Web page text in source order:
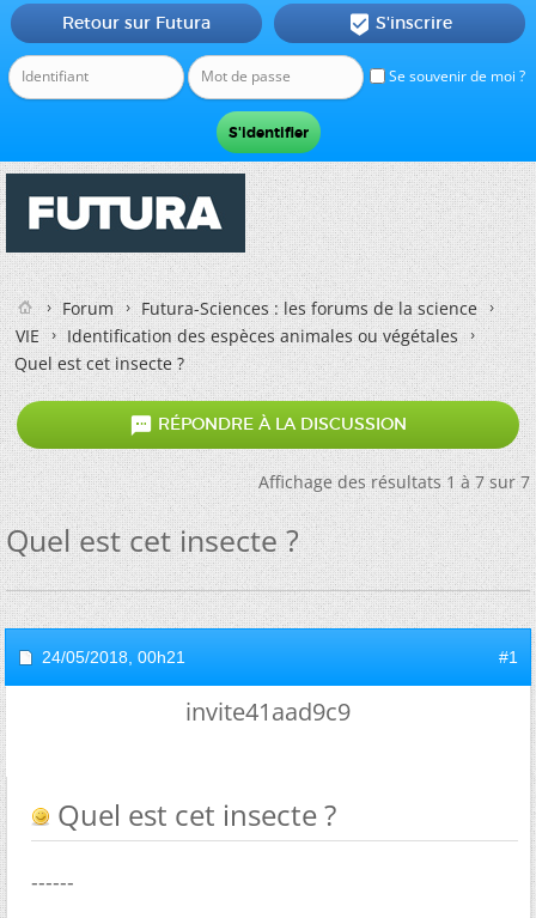
Se souvenir de moi ?
Retour sur Futura  S'inscrire
Forum
Futura-Sciences : les forums de la science
VIE
Identification des espèces animales ou végétales
Quel est cet insecte ?
 RÉPONDRE À LA DISCUSSION
Affichage des résultats 1 à 7 sur 7
Quel est cet insecte ?
24/05/2018, 00h21 #1
invite41aad9c9
Quel est cet insecte ?
------